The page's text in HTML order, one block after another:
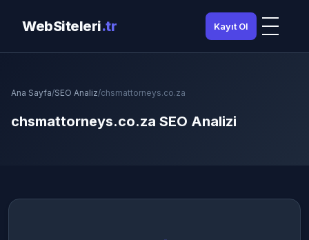
WebSiteleri.tr Kayıt Ol
Ana Sayfa/SEO Analiz/chsmattorneys.co.za
chsmattorneys.co.za SEO Analizi